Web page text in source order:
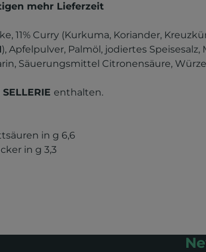
mehr Lieferzeit
11% Curry (Kurkuma, Koriander,
), Apfelpulver, Palmöl, jodiertes
Säuerungsmittel Citronensäure,
SELLERIE enthalten.
in g 6,6
in g 3,3